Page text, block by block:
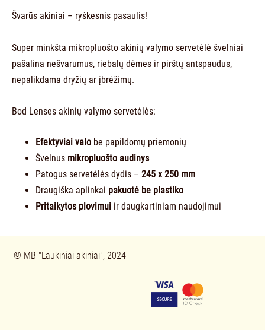
Švarūs akiniai – ryškesnis pasaulis!
Super minkšta mikropluošto akinių valymo servetėlė švelniai
pašalina nešvarumus, riebalų dėmes ir pirštų antspaudus,
nepalikdama dryžių ar įbrėžimų.
Bod Lenses akinių valymo servetėlės:
Efektyviai valo be papildomų priemonių
Švelnus mikropluošto audinys
Patogus servetėlės dydis – 245 x 250 mm
Draugiška aplinkai pakuotė be plastiko
Pritaikytos plovimui ir daugkartiniam naudojimui
© MB "Laukiniai akiniai", 2024